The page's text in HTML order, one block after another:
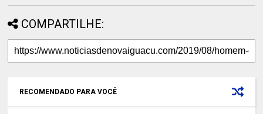
COMPARTILHE:
RECOMENDADO PARA VOCÊ